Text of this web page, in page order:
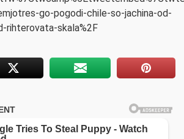
go-pogodi-chile-so-jachina-od-
rihterovata-skala%2F